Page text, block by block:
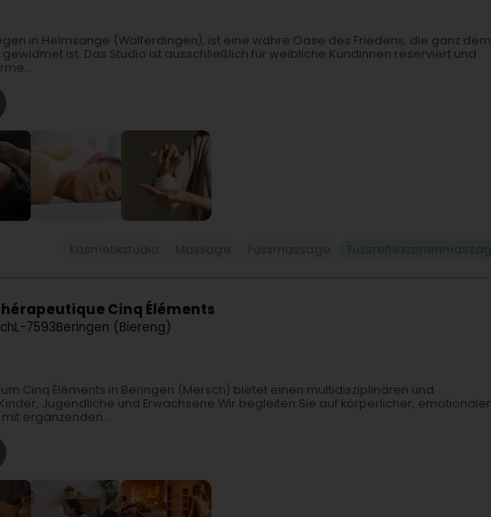
in Helmsange (Walferdingen), ist eine wahre Oase des Friedens, die ganz dem
ist. Das Studio ist ausschließlich für weibliche Kundinnen reserviert und
Cinq Éléments
L-7593Beringen (Biereng)
Cinq Éléments in Beringen (Mersch) bietet einen multidisziplinären und
Jugendliche und Erwachsene.Wir begleiten Sie auf körperlicher, emotionaler
ergänzenden...